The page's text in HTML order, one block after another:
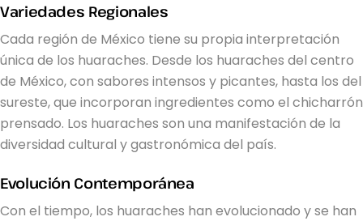
Variedades Regionales
Cada región de México tiene su propia interpretación
única de los huaraches. Desde los huaraches del centro
de México, con sabores intensos y picantes, hasta los del
sureste, que incorporan ingredientes como el chicharrón
prensado. Los huaraches son una manifestación de la
diversidad cultural y gastronómica del país.
Evolución Contemporánea
Con el tiempo, los huaraches han evolucionado y se han